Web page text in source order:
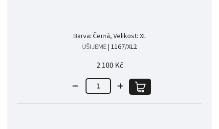
Barva: Černá, Velikost: XL
UŠIJEME| 1167/XL2
2 100 Kč